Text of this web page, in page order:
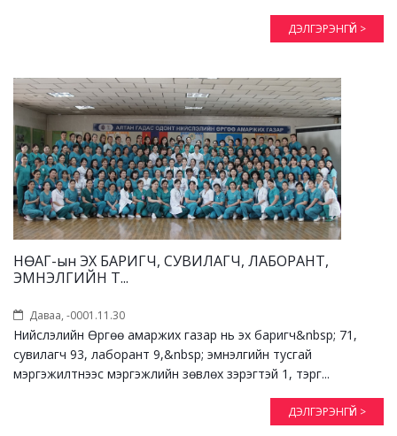
ДЭЛГЭРЭНГҮЙ >
НӨАГ-ын ЭХ БАРИГЧ, СУВИЛАГЧ, ЛАБОРАНТ,
ЭМНЭЛГИЙН Т...
Даваа, -0001.11.30
Нийслэлийн Өргөө амаржих газар нь эх баригч&nbsp; 71,
сувилагч 93, лаборант 9,&nbsp; эмнэлгийн тусгай
мэргэжилтнээс мэргэжлийн зөвлөх зэрэгтэй 1, тэрг...
ДЭЛГЭРЭНГҮЙ >